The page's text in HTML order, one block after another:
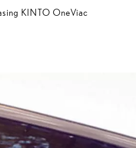
KINTO OneViac